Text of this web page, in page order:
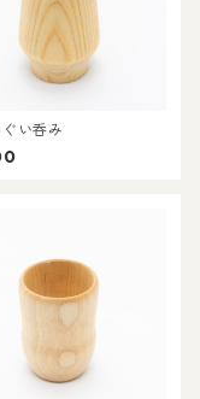
い呑み